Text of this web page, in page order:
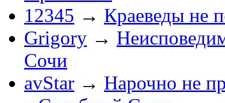
12345 → Краеведы не
Grigory →
Сочи
avStar → Нарочно не